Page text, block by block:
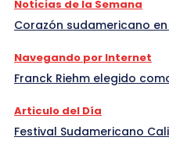
Noticias de la Semana
Corazón sudamericano
Navegando por Internet
Franck Riehm elegido
Articulo del Día
Festival Sudamericano